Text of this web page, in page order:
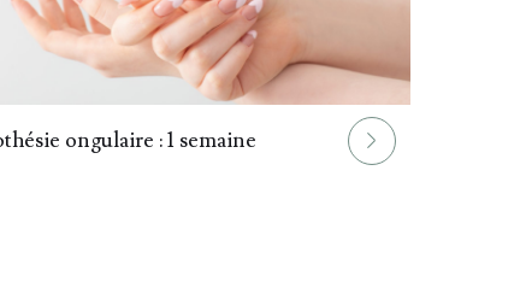
ongulaire : 1 semaine